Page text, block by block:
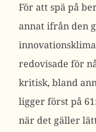
För att spä på
annat ifrån den
redovisade för
kritisk, bland
ligger först på
när det gäller